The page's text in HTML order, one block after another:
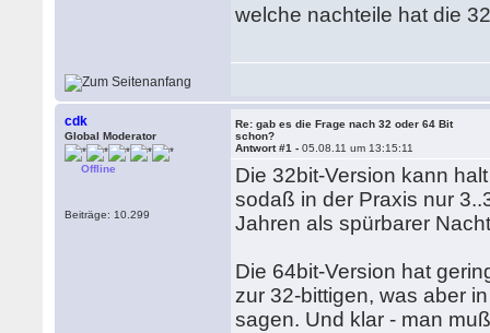
welche nachteile hat die
cdk
Global Moderator
Offline
Beiträge: 10.299
Re: gab es die Frage nach 32 oder 64 Bit
schon?
Antwort #1 -05.08.11 um 13:15:11
Die 32bit-Version kann
sodaß in der Praxis nur
Jahren als spürbarer
Die 64bit-Version hat
zur 32-bittigen, was aber
sagen. Und klar - man